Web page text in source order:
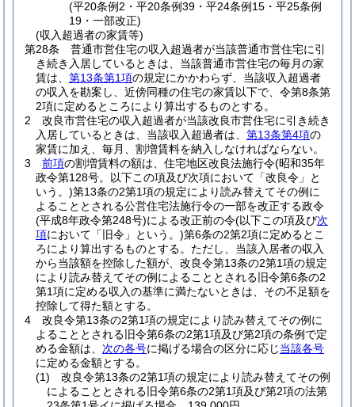
(平20条例2・平20条例39・平24条例15・平25条例
19・一部改正)
(収入超過者の家賃等)
第28条
普通市営住宅の収入超過者が当該普通市営住宅に引
き続き入居しているときは、当該普通市営住宅の毎月の家
賃は、 第13条第1項の規定にかかわらず、当該収入超過者
の収入を勘案し、近傍同種の住宅の家賃以下で、令第8条第
2項に定めるところにより算出するものとする。
2
改良市営住宅の収入超過者が当該改良市営住宅に引き続き
入居しているときは、当該収入超過者は、 第13条第4項の
家賃に加え、毎月、割増賃料を納入しなければならない。
3
前項の割増賃料の額は、住宅地区改良法施行令(昭和35年
政令第128号。以下この項及び次項において「改良令」と
いう。)第13条の2第1項の規定により読み替えてその例に
よることとされる公営住宅法施行令の一部を改正する政令
(平成8年政令第248号)による改正前の令(以下この項及び次
項において「旧令」という。)第6条の2第2項に定めるとこ
ろにより算出するものとする。 ただし、当該入居者の収入
から当該額を控除した額が、改良令第13条の2第1項の規定
により読み替えてその例によることとされる旧令第6条の2
第1項に定める収入の基準に満たないときは、その不足額を
控除して得た額とする。
4
改良令第13条の2第1項の規定により読み替えてその例に
よることとされる旧令第6条の2第1項及び第2項の条例で定
める金額は、 次の各号に掲げる場合の区分に応じ当該各号
に定める金額とする。
(1)
改良令第13条の2第1項の規定により読み替えてその例
によることとされる旧令第6条の2第1項及び第2項の法第